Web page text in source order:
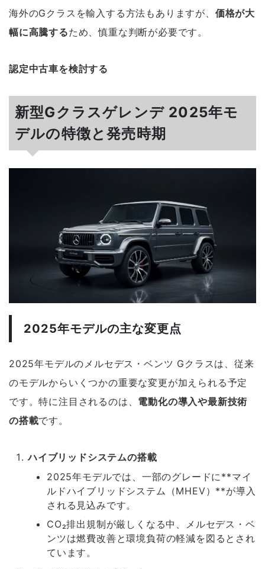
海外のGクラスを輸入する方法もありますが、 価格が大
幅に高騰するため、慎重な判断が必要です。
認定中古車を検討する
新型Gクラスゲレンデ 2025年モ
デルの特徴と発売時期
2025年モデルの主な変更点
2025年モデルのメルセデス・ベンツ Gクラスは、従来
のモデルからいくつかの重要な変更が加えられる予定
です。特に注目されるのは、 電動化の導入や最新技術
の搭載です。
ハイブリッドシステムの搭載
2025年モデルでは、一部のグレードに**マイ
ルドハイブリッドシステム（MHEV）**が導入
される見込みです。
CO₂排出規制が厳しくなる中、メルセデス・ベ
ンツは燃費改善と環境負荷の軽減を図るとされ
ています。